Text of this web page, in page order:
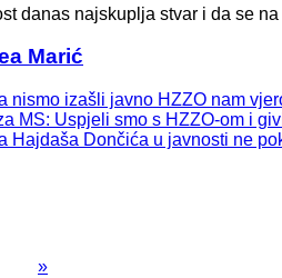
danas najskuplja stvar i da se
Marić
nismo izašli javno HZZO nam
MS: Uspjeli smo s HZZO-om i
Hajdaša Dončića u javnosti ne
»